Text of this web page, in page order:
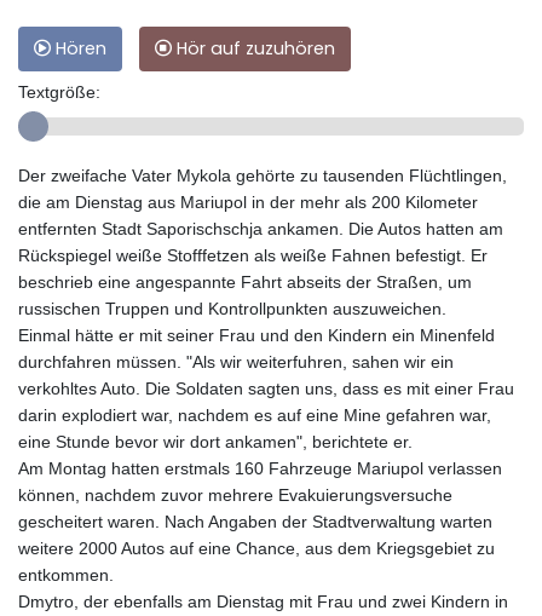
Hören Hör auf zuzuhören
Textgröße:
Der zweifache Vater Mykola gehörte zu tausenden Flüchtlingen,
die am Dienstag aus Mariupol in der mehr als 200 Kilometer
entfernten Stadt Saporischschja ankamen. Die Autos hatten am
Rückspiegel weiße Stofffetzen als weiße Fahnen befestigt. Er
beschrieb eine angespannte Fahrt abseits der Straßen, um
russischen Truppen und Kontrollpunkten auszuweichen.
Einmal hätte er mit seiner Frau und den Kindern ein Minenfeld
durchfahren müssen. "Als wir weiterfuhren, sahen wir ein
verkohltes Auto. Die Soldaten sagten uns, dass es mit einer Frau
darin explodiert war, nachdem es auf eine Mine gefahren war,
eine Stunde bevor wir dort ankamen", berichtete er.
Am Montag hatten erstmals 160 Fahrzeuge Mariupol verlassen
können, nachdem zuvor mehrere Evakuierungsversuche
gescheitert waren. Nach Angaben der Stadtverwaltung warten
weitere 2000 Autos auf eine Chance, aus dem Kriegsgebiet zu
entkommen.
Dmytro, der ebenfalls am Dienstag mit Frau und zwei Kindern in